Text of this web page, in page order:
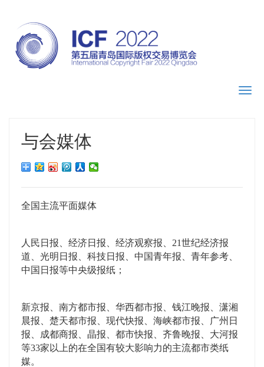
与会媒体
全国主流平面媒体
人民日报、经济日报、经济观察报、21世纪经济报
道、光明日报、科技日报、中国青年报、青年参考、
中国日报等中央级报纸；
新京报、南方都市报、华西都市报、钱江晚报、潇湘
晨报、楚天都市报、现代快报、海峡都市报、广州日
报、成都商报、晶报、都市快报、齐鲁晚报、大河报
等33家以上的在全国有较大影响力的主流都市类纸
媒。